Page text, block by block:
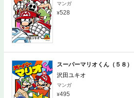
マンガ
528
スーパーマリオくん（５８）
沢田ユキオ
マンガ
495